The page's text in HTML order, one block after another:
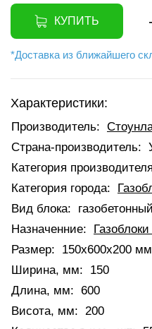
КУПИТЬ
*Доставка из ближайшего
Характеристики:
Производитель:
Страна-производитель:
Категория
Категория города:
Вид блока:
газобетонный
Назначенние:
Размер:
150x600x200 мм
Ширина, мм:
150
Длина, мм: 600
Висота, мм: 200